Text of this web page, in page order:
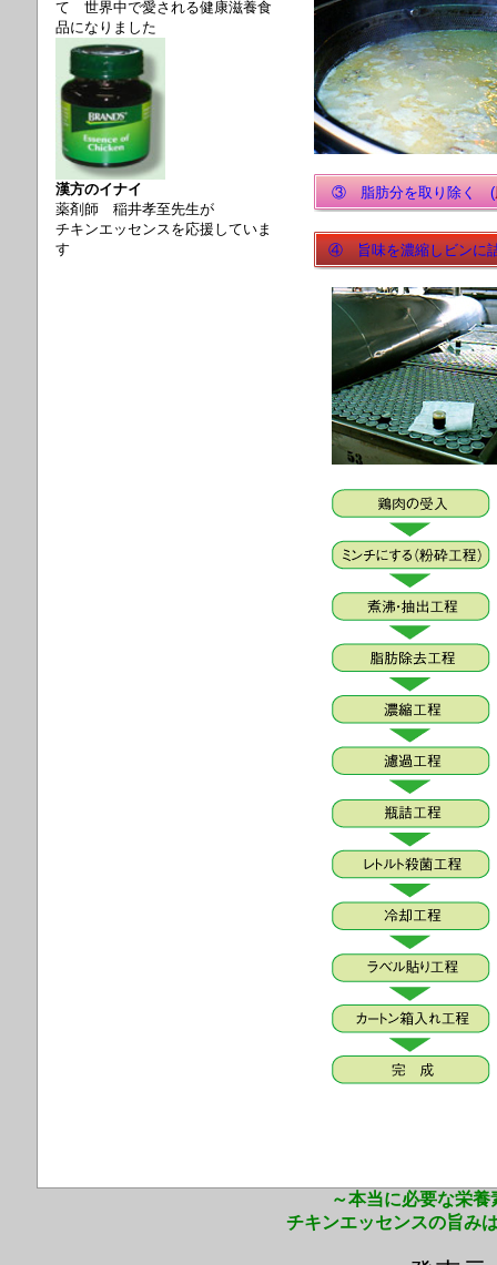
③ 脂肪分を取り除く (
④ 旨味を濃縮しビンに
て 世界中で愛される健康滋養食
品になりました
漢方のイナイ
薬剤師 稲井孝至先生が
チキンエッセンスを応援していま
す
～本当に必要な栄
チキンエッセンスの旨み